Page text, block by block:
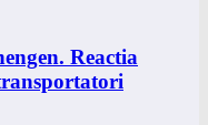
Reactia